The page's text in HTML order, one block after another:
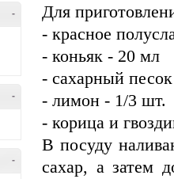
-
-
-
Для
- красное
- коньяк - 20 мл
- сахарный
- лимон - 1/3 шт.
- корица и
В посуду
сахар, а затем